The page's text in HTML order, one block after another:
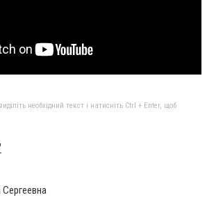
необхідний текст і натисніть Ctrl + Enter, щоб